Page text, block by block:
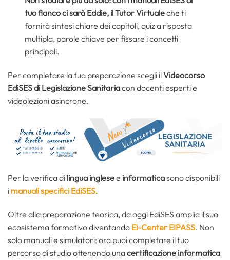
tuo fianco ci sarà Eddie, il Tutor Virtualeche ti
fornirà sintesi chiare dei capitoli, quiz a risposta
multipla, parole chiave per fissare i concetti
principali.
Per completare la tua preparazione scegli ilVideocorso
EdiSES di Legislazione Sanitariacon docenti esperti e
videolezioni asincrone.
Per la verifica di lingua inglesee informaticasono disponibili
i manuali specifici EdiSES.
Oltre alla preparazione teorica, da oggi EdiSES amplia il suo
ecosistema formativo diventando Ei-Center EIPASS. Non
solo manuali e simulatori: ora puoi completare il tuo
percorso di studio ottenendo unacertificazione informatica